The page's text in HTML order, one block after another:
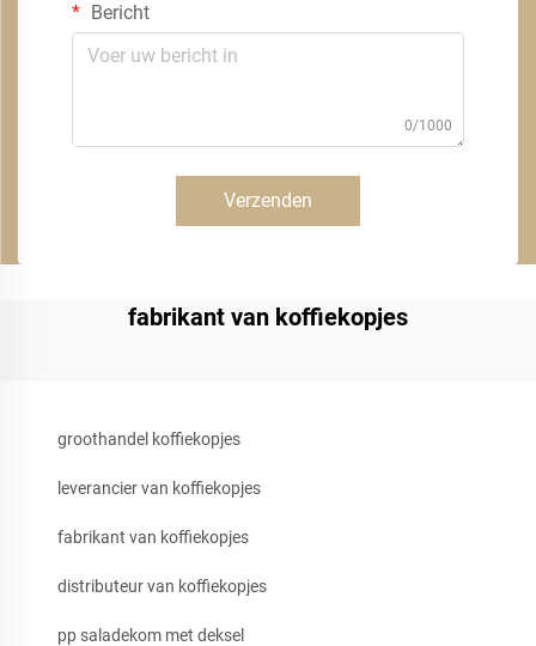
Bericht
0/1000
Verzenden
fabrikant van koffiekopjes
groothandel koffiekopjes
leverancier van koffiekopjes
fabrikant van koffiekopjes
distributeur van koffiekopjes
pp saladekom met deksel